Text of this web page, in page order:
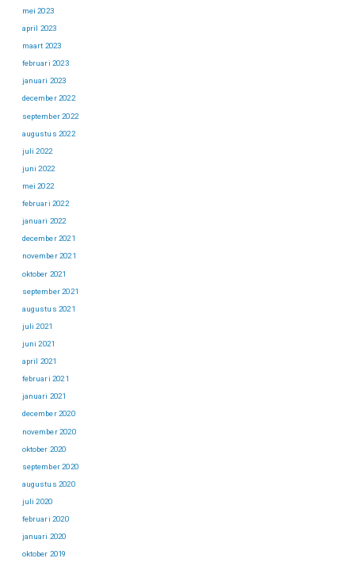
mei 2023
april 2023
maart 2023
februari 2023
januari 2023
december 2022
september 2022
augustus 2022
juli 2022
juni 2022
mei 2022
februari 2022
januari 2022
december 2021
november 2021
oktober 2021
september 2021
augustus 2021
juli 2021
juni 2021
april 2021
februari 2021
januari 2021
december 2020
november 2020
oktober 2020
september 2020
augustus 2020
juli 2020
februari 2020
januari 2020
oktober 2019